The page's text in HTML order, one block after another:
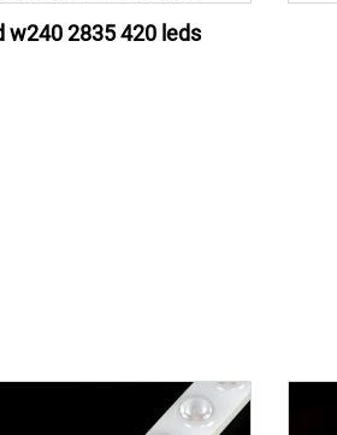
w240 2835 420 leds